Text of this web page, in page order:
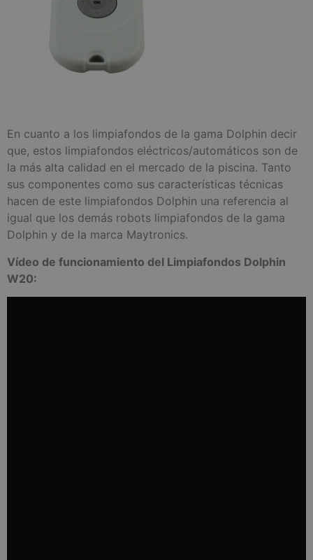
En cuanto a los limpiafondos de la gama Dolphin decir
que, estos limpiafondos eléctricos/automáticos son de
la más alta calidad en el mercado de la piscina. Tanto
sus componentes como sus características técnicas
hacen de este limpiafondos Dolphin una referencia al
igual que los demás robots limpiafondos de la gama
Dolphin y de la marca Maytronics.
Vídeo de funcionamiento del Limpiafondos Dolphin
W20: